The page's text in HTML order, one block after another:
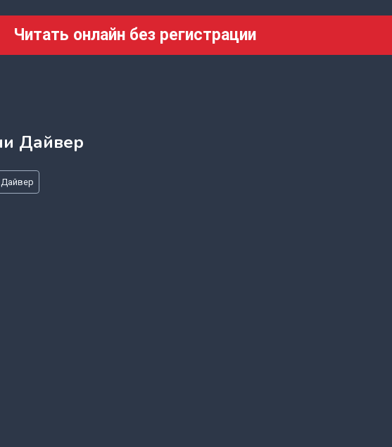
Читать онлайн без регистрации
Дайвер